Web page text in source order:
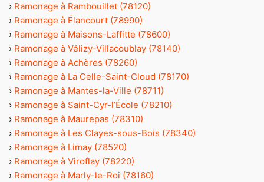
› Ramonage à Rambouillet (78120)
› Ramonage à Élancourt (78990)
› Ramonage à Maisons-Laffitte (78600)
› Ramonage à Vélizy-Villacoublay (78140)
› Ramonage à Achères (78260)
› Ramonage à La Celle-Saint-Cloud (78170)
› Ramonage à Mantes-la-Ville (78711)
› Ramonage à Saint-Cyr-l’École (78210)
› Ramonage à Maurepas (78310)
› Ramonage à Les Clayes-sous-Bois (78340)
› Ramonage à Limay (78520)
› Ramonage à Viroflay (78220)
› Ramonage à Marly-le-Roi (78160)